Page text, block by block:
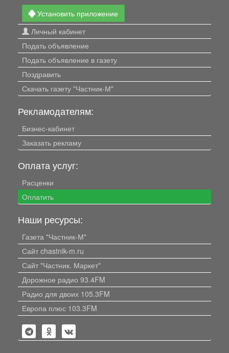
Установить приложение
Личный кабинет
Подать объявление
Подать объявление в газету
Поздравить
Скачать газету "Частник-М"
Рекламодателям:
Бизнес-кабинет
Заказать рекламу
Оплата услуг:
Расценки
Оплатить
Наши ресурсы:
Газета "Частник-М"
Сайт chastnik-m.ru
Сайт "Частник. Маркет"
Дорожное радио 93.4FM
Радио для двоих 105.3FM
Европа плюс 103.3FM